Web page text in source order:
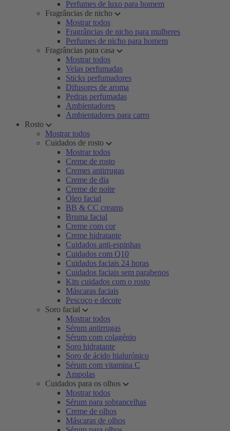
Perfumes de luxo para homem
Fragrâncias de nicho
Mostrar todos
Fragrâncias de nicho para mulheres
Perfumes de nicho para homem
Fragrâncias para casa
Mostrar todos
Velas perfumadas
Sticks perfumadores
Difusores de aroma
Pedras perfumadas
Ambientadores
Ambientadores para carro
Rosto
Mostrar todos
Cuidados de rosto
Mostrar todos
Creme de rosto
Cremes antirrugas
Creme de dia
Creme de noite
Óleo facial
BB & CC creams
Bruma facial
Creme com cor
Creme hidratante
Cuidados anti-espinhas
Cuidados com Q10
Cuidados faciais 24 horas
Cuidados faciais sem parabenos
Kits cuidados com o rosto
Máscaras faciais
Pescoço e decote
Soro facial
Mostrar todos
Sérum antirrugas
Sérum com colagénio
Soro hidratante
Soro de ácido hialurónico
Sérum com vitamina C
Ampolas
Cuidados para os olhos
Mostrar todos
Sérum para sobrancelhas
Creme de olhos
Máscaras de olhos